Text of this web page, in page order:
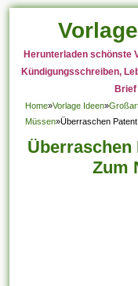
Herunterladen schönste
Kündigungsschreiben,
Home»Vorlage Ideen»
Müssen»Überraschen
Überraschen
Zum